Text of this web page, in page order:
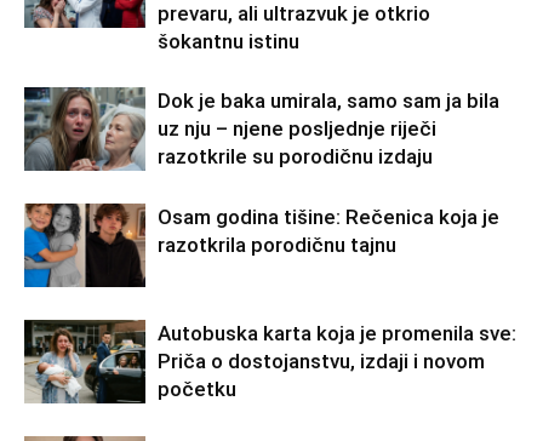
prevaru, ali ultrazvuk je otkrio
šokantnu istinu
Dok je baka umirala, samo sam ja bila
uz nju – njene posljednje riječi
razotkrile su porodičnu izdaju
Osam godina tišine: Rečenica koja je
razotkrila porodičnu tajnu
Autobuska karta koja je promenila sve:
Priča o dostojanstvu, izdaji i novom
početku